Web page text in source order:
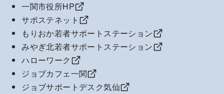
一関市役所HP
サポステネット
もりおか若者サポートステーション
みやぎ北若者サポートステーション
ハローワーク
ジョブカフェ一関
ジョブサポートデスク気仙